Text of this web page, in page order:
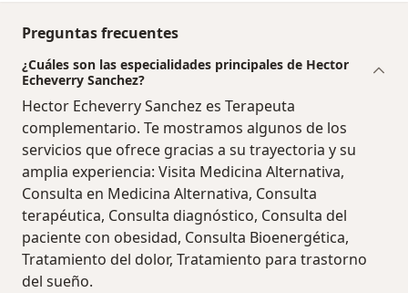
Preguntas frecuentes
¿Cuáles son las especialidades principales de Hector
Echeverry Sanchez?
Hector Echeverry Sanchez es Terapeuta
complementario. Te mostramos algunos de los
servicios que ofrece gracias a su trayectoria y su
amplia experiencia: Visita Medicina Alternativa,
Consulta en Medicina Alternativa, Consulta
terapéutica, Consulta diagnóstico, Consulta del
paciente con obesidad, Consulta Bioenergética,
Tratamiento del dolor, Tratamiento para trastorno
del sueño.